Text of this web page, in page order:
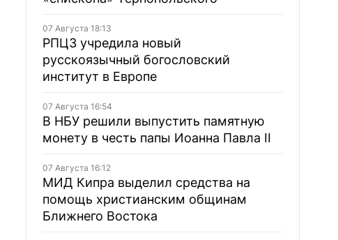
07 Августа 18:13
РПЦЗ учредила новый
русскоязычный богословский
институт в Европе
07 Августа 16:54
В НБУ решили выпустить памятную
монету в честь папы Иоанна Павла II
07 Августа 16:12
МИД Кипра выделил средства на
помощь христианским общинам
Ближнего Востока